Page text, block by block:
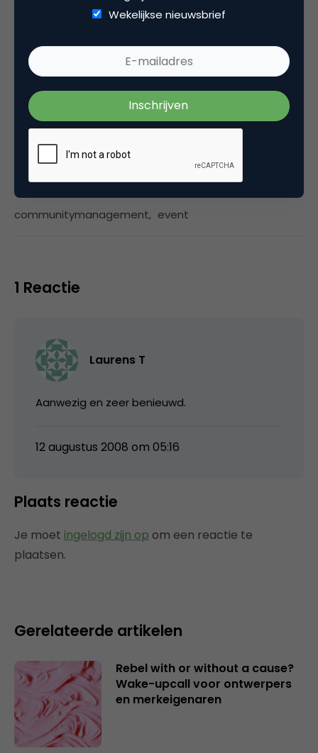
dir bijCreativeCrowds
Categorie
Commerce
Tags
communitymanagement, event
1 Reactie
Laurens T
Aanwezig en zeer benieuwd.
12 augustus 2008 om 05:16
Plaats reactie
Je moet ingelogd zijn op om een reactie te
plaatsen.
Gerelateerde artikelen
Rebel with or without a cause?
Wake-upcall voor ontwerpers
en merkeigenaren
Wekelijkse nieuwsbrief